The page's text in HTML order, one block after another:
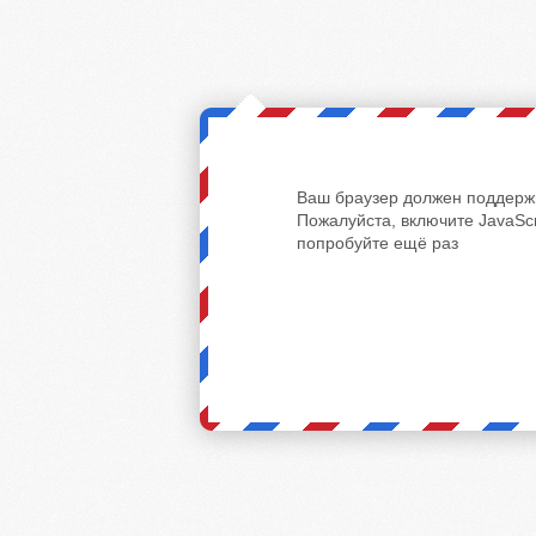
Ваш браузер должен
Пожалуйста, включите
попробуйте ещё раз